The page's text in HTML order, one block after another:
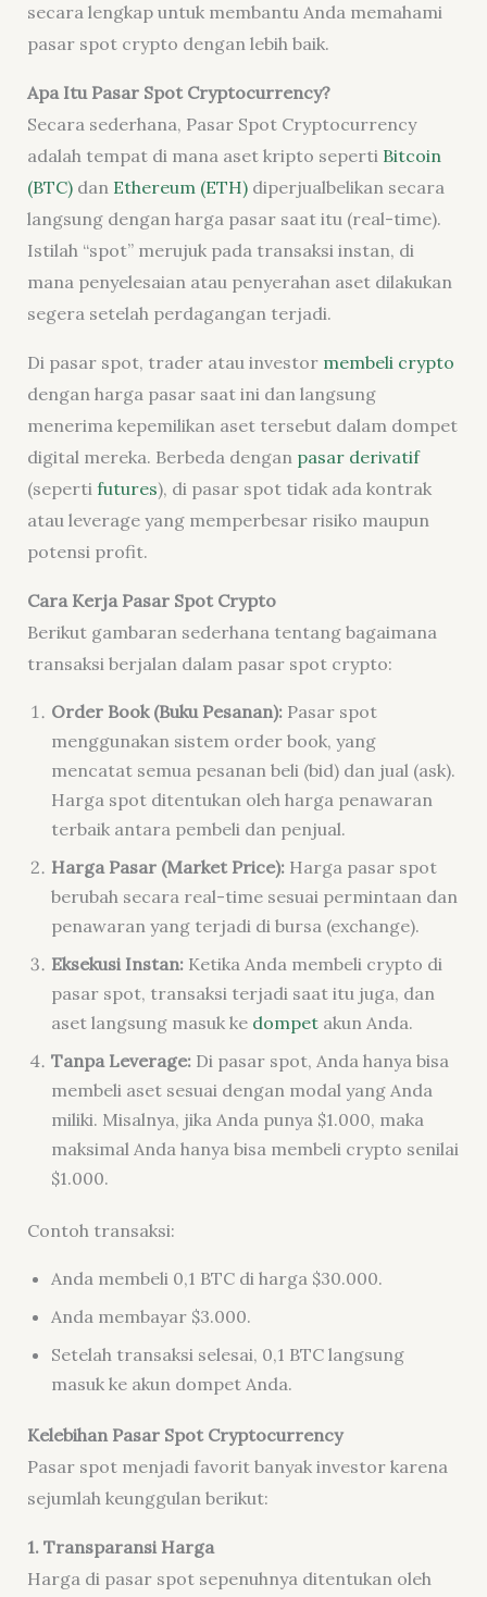
secara lengkap untuk membantu Anda memahami
pasar spot crypto dengan lebih baik.
Apa Itu Pasar Spot Cryptocurrency?
Secara sederhana, Pasar Spot Cryptocurrency
adalah tempat di mana aset kripto seperti Bitcoin
(BTC)dan Ethereum (ETH)diperjualbelikan secara
langsung dengan harga pasar saat itu (real-time).
Istilah “spot” merujuk pada transaksi instan, di
mana penyelesaian atau penyerahan aset dilakukan
segera setelah perdagangan terjadi.
Di pasar spot, trader atau investor membeli crypto
dengan harga pasar saat ini dan langsung
menerima kepemilikan aset tersebut dalam dompet
digital mereka. Berbeda dengan pasar derivatif
(seperti futures), di pasar spot tidak ada kontrak
atau leverage yang memperbesar risiko maupun
potensi profit.
Cara Kerja Pasar Spot Crypto
Berikut gambaran sederhana tentang bagaimana
transaksi berjalan dalam pasar spot crypto:
Order Book (Buku Pesanan): Pasar spot
menggunakan sistem order book, yang
mencatat semua pesanan beli (bid) dan jual (ask).
Harga spot ditentukan oleh harga penawaran
terbaik antara pembeli dan penjual.
Harga Pasar (Market Price): Harga pasar spot
berubah secara real-time sesuai permintaan dan
penawaran yang terjadi di bursa (exchange).
Eksekusi Instan: Ketika Anda membeli crypto di
pasar spot, transaksi terjadi saat itu juga, dan
aset langsung masuk ke dompetakun Anda.
Tanpa Leverage: Di pasar spot, Anda hanya bisa
membeli aset sesuai dengan modal yang Anda
miliki. Misalnya, jika Anda punya $1.000, maka
maksimal Anda hanya bisa membeli crypto senilai
$1.000.
Contoh transaksi:
Anda membeli 0,1 BTC di harga $30.000.
Anda membayar $3.000.
Setelah transaksi selesai, 0,1 BTC langsung
masuk ke akun dompet Anda.
Kelebihan Pasar Spot Cryptocurrency
Pasar spot menjadi favorit banyak investor karena
sejumlah keunggulan berikut:
1. Transparansi Harga
Harga di pasar spot sepenuhnya ditentukan oleh